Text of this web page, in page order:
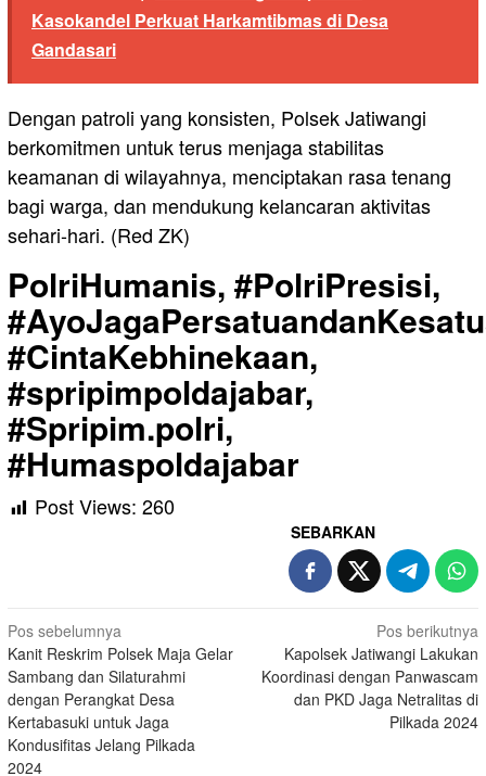
Kasokandel Perkuat Harkamtibmas di Desa
Gandasari
Dengan patroli yang konsisten, Polsek Jatiwangi
berkomitmen untuk terus menjaga stabilitas
keamanan di wilayahnya, menciptakan rasa tenang
bagi warga, dan mendukung kelancaran aktivitas
sehari-hari. (Red ZK)
PolriHumanis, #PolriPresisi,
#CintaKebhinekaan,
#spripimpoldajabar,
#Spripim.polri,
#Humaspoldajabar
Post Views: 260
SEBARKAN
Navigasi
pos
Pos sebelumnya
Kanit Reskrim Polsek Maja Gelar
Sambang dan Silaturahmi
dengan Perangkat Desa
Kertabasuki untuk Jaga
Kondusifitas Jelang Pilkada
2024
Pos berikutnya
Kapolsek Jatiwangi Lakukan
Koordinasi dengan Panwascam
dan PKD Jaga Netralitas di
Pilkada 2024